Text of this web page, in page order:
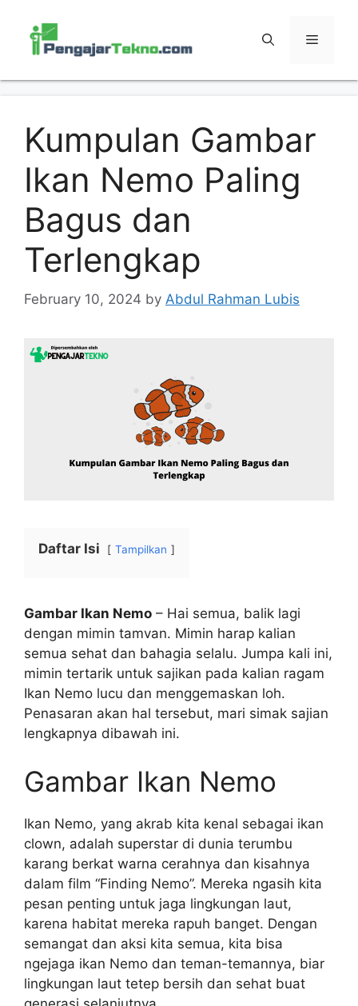
content
MENU
Kumpulan Gambar
Ikan Nemo Paling
Bagus dan
Terlengkap
February 10, 2024 by Abdul Rahman Lubis
Daftar Isi Tampilkan
Gambar Ikan Nemo – Hai semua, balik lagi
dengan mimin tamvan. Mimin harap kalian
semua sehat dan bahagia selalu. Jumpa kali ini,
mimin tertarik untuk sajikan pada kalian ragam
Ikan Nemo lucu dan menggemaskan loh.
Penasaran akan hal tersebut, mari simak sajian
lengkapnya dibawah ini.
Gambar Ikan Nemo
Ikan Nemo, yang akrab kita kenal sebagai ikan
clown, adalah superstar di dunia terumbu
karang berkat warna cerahnya dan kisahnya
dalam film “Finding Nemo”. Mereka ngasih kita
pesan penting untuk jaga lingkungan laut,
karena habitat mereka rapuh banget. Dengan
semangat dan aksi kita semua, kita bisa
ngejaga ikan Nemo dan teman-temannya, biar
lingkungan laut tetep bersih dan sehat buat